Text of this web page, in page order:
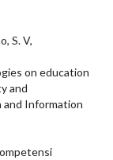
S. V,
on education
and
Information